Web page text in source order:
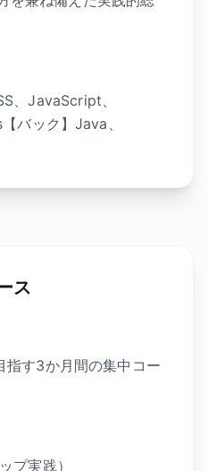
、JavaScript、
バック】Java、
ス
指す3か月間の集中コー
プ実践）